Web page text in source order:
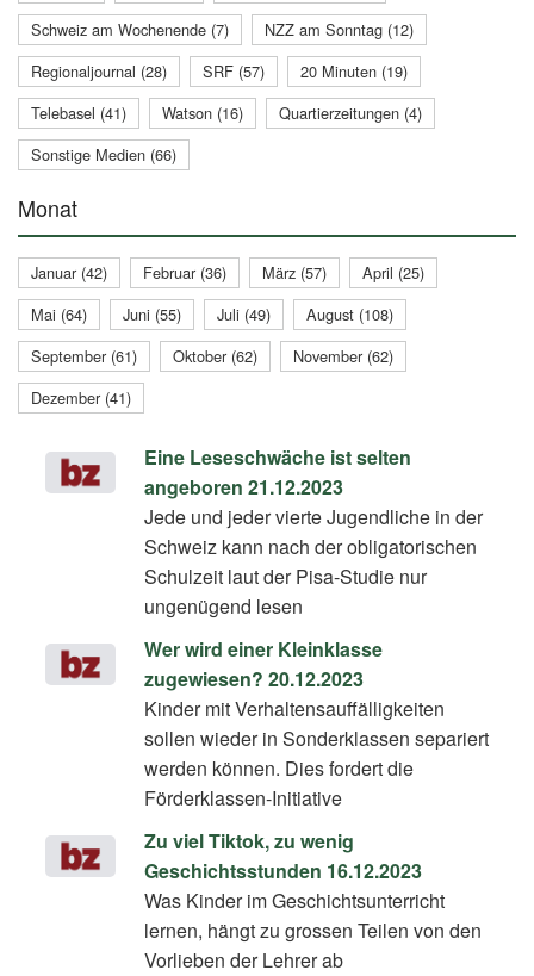
Eine Leseschwäche ist selten
angeboren 21.12.2023
Jede und jeder vierte Jugendliche in der
Schweiz kann nach der obligatorischen
Schulzeit laut der Pisa-Studie nur
ungenügend lesen
Wer wird einer Kleinklasse
zugewiesen? 20.12.2023
Kinder mit Verhaltensauffälligkeiten
sollen wieder in Sonderklassen separiert
werden können. Dies fordert die
Förderklassen-Initiative
Zu viel Tiktok, zu wenig
Geschichtsstunden 16.12.2023
Was Kinder im Geschichtsunterricht
lernen, hängt zu grossen Teilen von den
Vorlieben der Lehrer ab
Schweiz am Wochenende (7)
NZZ am Sonntag (12)
Regionaljournal (28)
SRF (57)
20 Minuten (19)
Telebasel (41)
Watson (16)
Quartierzeitungen (4)
Sonstige Medien (66)
Monat
Januar (42) Februar (36) März (57)
April (25)
Mai (64)
Juni (55) Juli (49)
August (108)
September (61)
Oktober (62)
November (62)
Dezember (41)